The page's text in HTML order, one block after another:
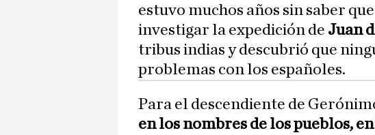
estuvo muchos años sin saber
investigar la expedición de Juan
tribus indias y descubrió que
problemas con los españoles.
Para el descendiente de
en los nombres de los pueblos,